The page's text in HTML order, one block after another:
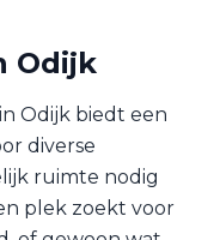
Odijk
Odijk biedt een
diverse
ruimte nodig
plek zoekt voor